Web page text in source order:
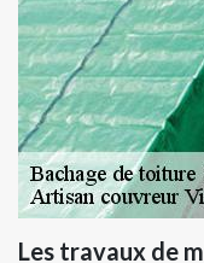
Les travaux de